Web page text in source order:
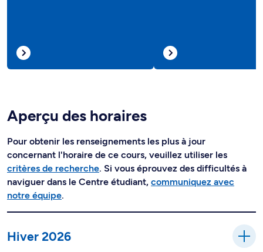
Aperçu des horaires
Pour obtenir les renseignements les plus à jour
concernant l'horaire de ce cours, veuillez utiliser les
critères de recherche. Si vous éprouvez des difficultés à
naviguer dans le Centre étudiant, communiquez avec
notre équipe.
Hiver 2026